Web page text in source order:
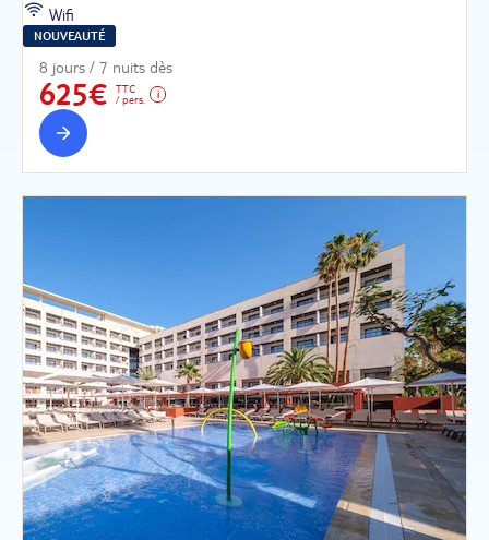
Wifi
NOUVEAUTÉ
8 jours / 7 nuits dès
625€
TTC
/ pers.